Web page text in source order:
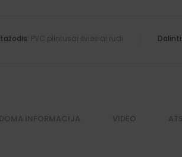
PVC plintusai šviesiai rudi
INFORMACIJA VIDEO